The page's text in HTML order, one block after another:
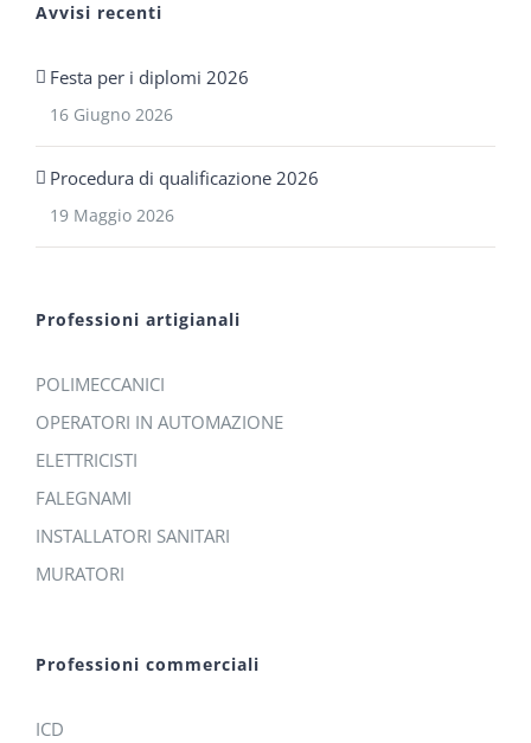
Avvisi recenti
Festa per i diplomi 2026
16 Giugno 2026
Procedura di qualificazione 2026
19 Maggio 2026
Professioni artigianali
POLIMECCANICI
OPERATORI IN AUTOMAZIONE
ELETTRICISTI
FALEGNAMI
INSTALLATORI SANITARI
MURATORI
Professioni commerciali
ICD